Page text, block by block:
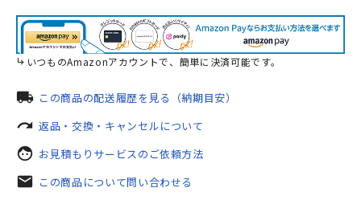
いつものAmazonアカウントで、簡単に決済可能です。
local_shipping この商品の配送履歴を見る（納期目安）
redo 返品・交換・キャンセルについて
face お見積もりサービスのご依頼方法
mail この商品について問い合わせる